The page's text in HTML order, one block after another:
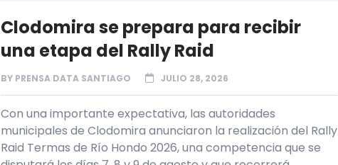
Clodomira se prepara para recibir
una etapa del Rally Raid
BY PRENSA DATA SANTIAGO JULIO 28, 2026
Con una importante expectativa, las autoridades
municipales de Clodomira anunciaron la realización del Rally
Raid Termas de Río Hondo 2026, una competencia que se